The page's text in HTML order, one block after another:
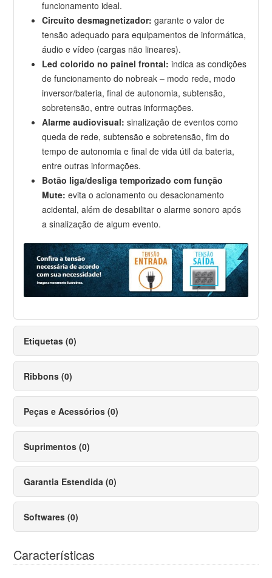
funcionamento ideal.
Circuito desmagnetizador:garante o valor de
tensão adequado para equipamentos de informática,
áudio e vídeo (cargas não lineares).
Led colorido no painel frontal: indica as condições
de funcionamento do nobreak – modo rede, modo
inversor/bateria, final de autonomia, subtensão,
sobretensão, entre outras informações.
Alarme audiovisual:sinalização de eventos como
queda de rede, subtensão e sobretensão, fim do
tempo de autonomia e final de vida útil da bateria,
entre outras informações.
Botão liga/desliga temporizado com função
Mute:evita o acionamento ou desacionamento
acidental, além de desabilitar o alarme sonoro após
a sinalização de algum evento.
Etiquetas (0)
Ribbons (0)
Peças e Acessórios (0)
Suprimentos (0)
Garantia Estendida (0)
Softwares (0)
Características